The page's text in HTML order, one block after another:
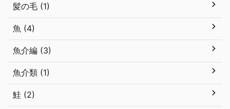
髪の毛 (1)
魚 (4)
魚介編 (3)
魚介類 (1)
鮭 (2)